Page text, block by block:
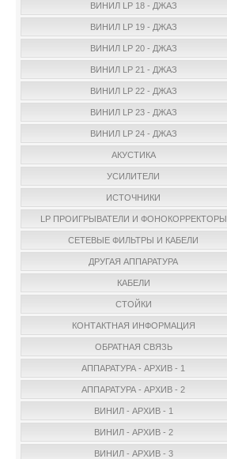
ВИНИЛ LP 18 - ДЖАЗ
ВИНИЛ LP 19 - ДЖАЗ
ВИНИЛ LP 20 - ДЖАЗ
ВИНИЛ LP 21 - ДЖАЗ
ВИНИЛ LP 22 - ДЖАЗ
ВИНИЛ LP 23 - ДЖАЗ
ВИНИЛ LP 24 - ДЖАЗ
АКУСТИКА
УСИЛИТЕЛИ
ИСТОЧНИКИ
LP ПРОИГРЫВАТЕЛИ И ФОНОКОРРЕКТОРЫ
СЕТЕВЫЕ ФИЛЬТРЫ И КАБЕЛИ
ДРУГАЯ АППАРАТУРА
КАБЕЛИ
СТОЙКИ
КОНТАКТНАЯ ИНФОРМАЦИЯ
ОБРАТНАЯ СВЯЗЬ
АППАРАТУРА - АРХИВ - 1
АППАРАТУРА - АРХИВ - 2
ВИНИЛ - АРХИВ - 1
ВИНИЛ - АРХИВ - 2
ВИНИЛ - АРХИВ - 3